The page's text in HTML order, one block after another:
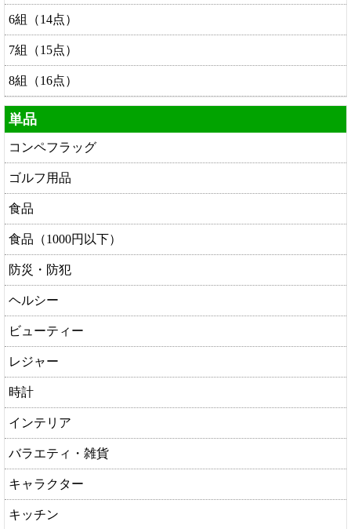
6組（14点）
7組（15点）
8組（16点）
単品
コンペフラッグ
ゴルフ用品
食品
食品（1000円以下）
防災・防犯
ヘルシー
ビューティー
レジャー
時計
インテリア
バラエティ・雑貨
キャラクター
キッチン